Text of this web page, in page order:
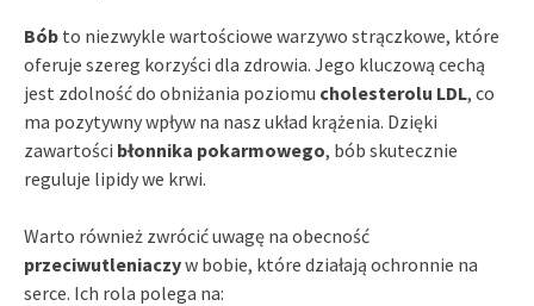
Bób to niezwykle wartościowe warzywo strączkowe, które
oferuje szereg korzyści dla zdrowia. Jego kluczową cechą
jest zdolność do obniżania poziomu cholesterolu LDL, co
ma pozytywny wpływ na nasz układ krążenia. Dzięki
zawartości błonnika pokarmowego, bób skutecznie
reguluje lipidy we krwi.
Warto również zwrócić uwagę na obecność
przeciwutleniaczyw bobie, które działają ochronnie na
serce. Ich rola polega na: